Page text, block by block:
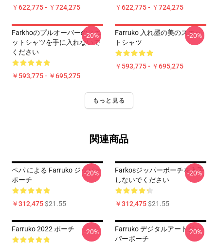
￥622,775 - ￥724,275 ￥622,775 - ￥724,275
Farkhoのプルオーバーのスエ
ットシャツを手に入れないで
ください
￥593,775 - ￥695,275
-20%
Farruko 入れ墨の美のスエッ
トシャツ
￥593,775 - ￥695,275
-20%
もっと見る
関連商品
ペパ による Farruko ジッパー
ポーチ
￥312,475$21.55
-20%
Farkosジッパーポーチを入手
しないでください
￥312,475$21.55
-20%
Farruko 2022 ポーチ -20%
Farruko デジタルアートジッ
パーポーチ
-20%